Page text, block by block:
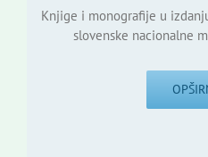
Knjige i monografije u
slovenske nacionalne